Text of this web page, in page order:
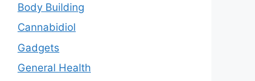
Body Building
Cannabidiol
Gadgets
General Health